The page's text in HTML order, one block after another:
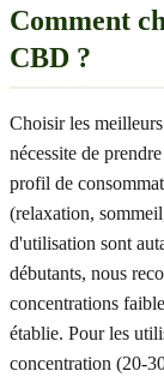
Comment
CBD ?
Choisir les
nécessite de
profil de
(relaxation,
d'utilisation sont
débutants, nous
concentrations
établie. Pour les
concentration (20-